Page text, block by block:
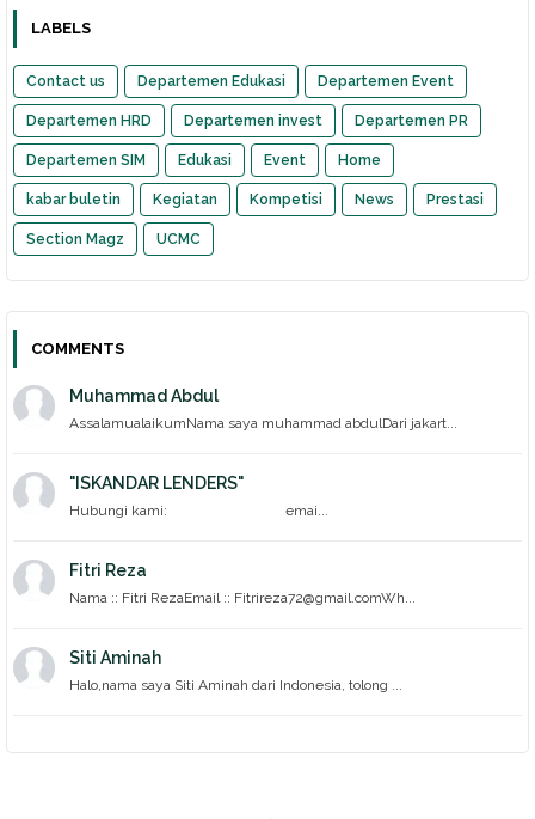
LABELS
Contact us Departemen Edukasi Departemen Event
Departemen HRD Departemen invest Departemen PR
Departemen SIM Edukasi Event Home
kabar buletin Kegiatan Kompetisi News Prestasi
Section Magz UCMC
COMMENTS
Muhammad Abdul
AssalamualaikumNama saya muhammad abdulDari jakart...
"ISKANDAR LENDERS"
Hubungi kami: emai...
Fitri Reza
Nama :: Fitri RezaEmail :: Fitrireza72@gmail.comWh...
Siti Aminah
Halo,nama saya Siti Aminah dari Indonesia, tolong ...